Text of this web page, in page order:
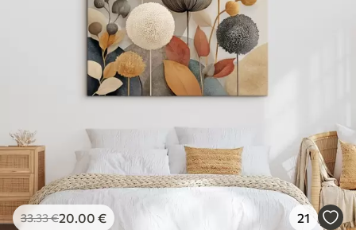
33.33€20.00 € 21